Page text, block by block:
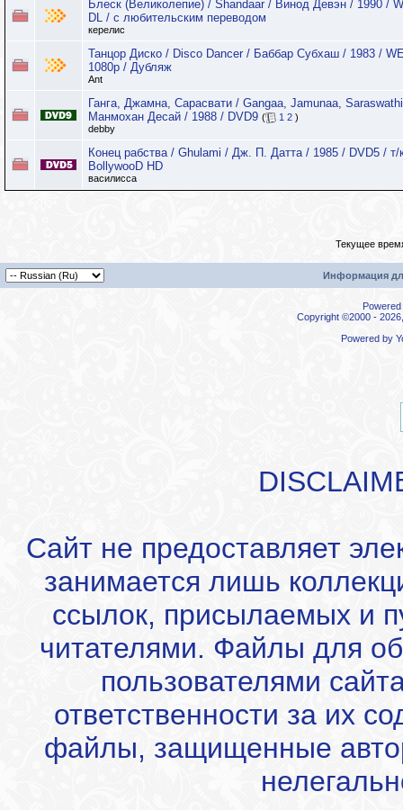
Блеск (Великолепие) / Shandaar / Винод Девэн / 1990 /
DL / с любительским переводом
керелис
Танцор Диско / Disco Dancer / Баббар Субхаш / 1983 /
1080p / Дубляж
Ant
Ганга, Джамна, Сарасвати / Gangaa, Jamunaa,
Манмохан Десай / 1988 / DVD9 ( 1 2 )
debby
Конец рабства / Ghulami / Дж. П. Датта / 1985 / DVD5 / т/
BollywooD HD
василисса
Текущее
Информация
Copyright ©2000 -
Powered by
Сайт не предоставляет
занимается лишь
ссылок, присылаемых и
читателями. Файлы для
пользователями
ответственности за их
файлы, защищенные